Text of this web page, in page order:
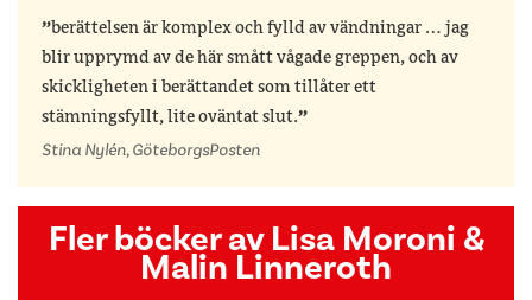
berättelsen är komplex och fylld av vändningar … jag
blir upprymd av de här smått vågade greppen, och av
skickligheten i berättandet som tillåter ett
stämningsfyllt, lite oväntat slut.
Stina Nylén, GöteborgsPosten
Fler böcker av Lisa Moroni &
Malin Linneroth